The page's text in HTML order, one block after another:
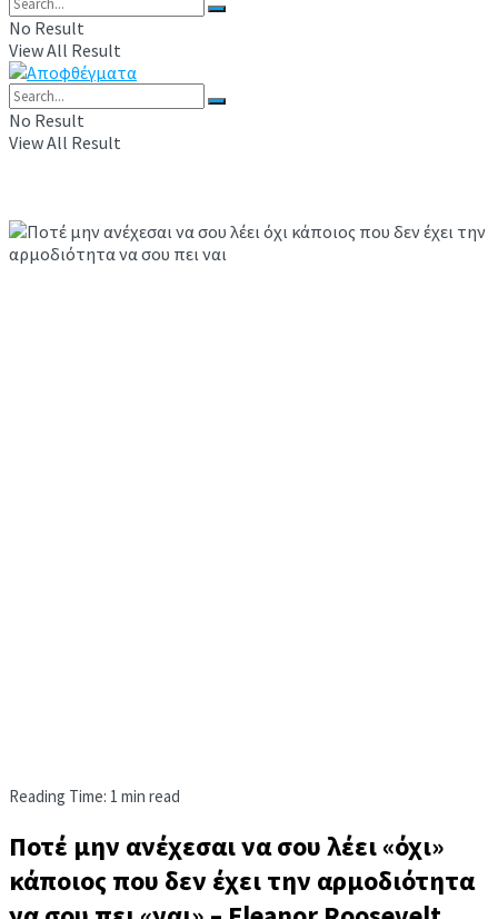
No Result
View All Result
No Result
View All Result
Reading Time: 1 min read
Ποτέ μην ανέχεσαι να σου λέει «όχι»
κάποιος που δεν έχει την αρμοδιότητα